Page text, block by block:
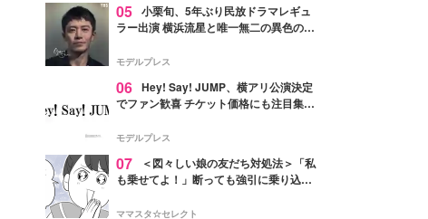
05 小栗旬、5年ぶり民放ドラマレギュ
ラー出演 横浜流星と唯一無二の異色のバ
モデルプレス
06 Hey! Say! JUMP、横アリ公演決定
でファン歓喜 チケット価格にも注目集ま
モデルプレス
07
＜図々しい娘の友だち対処法＞「私
も乗せてよ！」断っても強引に乗り込ん
ママスタ☆セレクト